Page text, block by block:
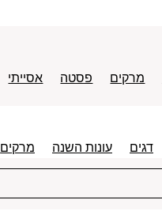
מרקים פסטה אסייתי
דגים עונות השנה מרקים